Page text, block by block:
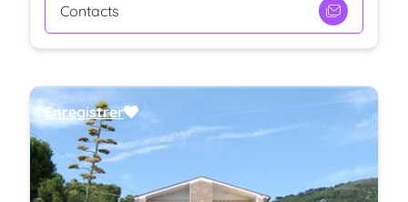
Contacts
Enregistrer